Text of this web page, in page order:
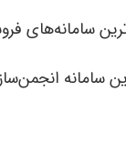
سامانه‌های
سامانه